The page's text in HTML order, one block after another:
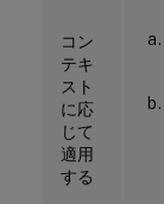
コン
テキ
スト
に応
じて
適用
する